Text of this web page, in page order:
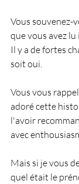
Vous souvenez-
que vous avez lu
Il y a de fortes
soit oui.
Vous vous
adoré cette
l'avoir
avec
Mais si je vous
quel était le